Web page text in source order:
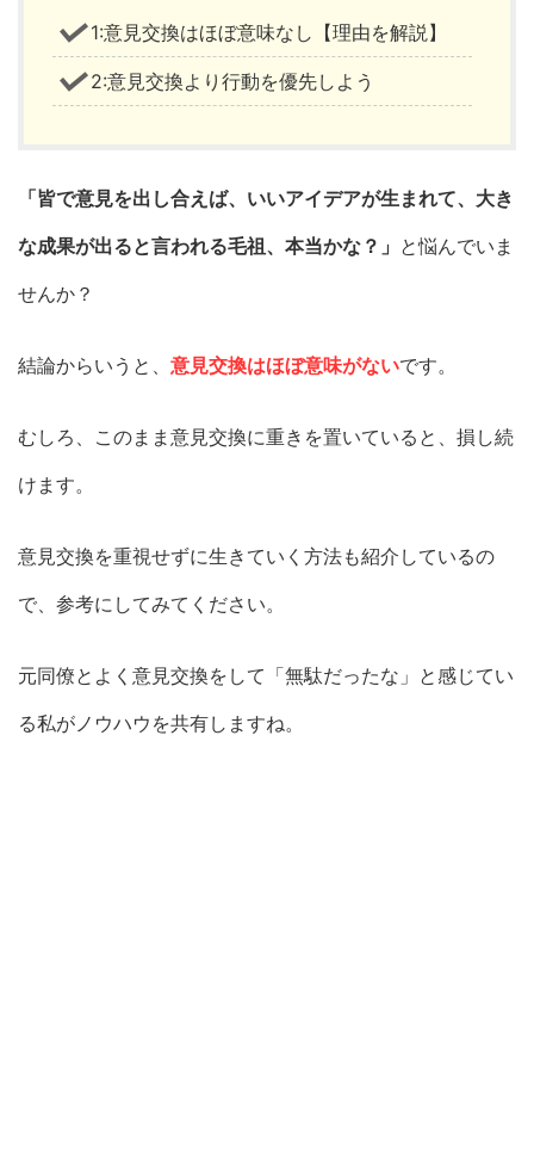
1:意見交換はほぼ意味なし【理由を解説】
2:意見交換より行動を優先しよう
「皆で意見を出し合えば、いいアイデアが生まれて、大き
な成果が出ると言われる毛祖、本当かな？」 と悩んでいま
せんか？
結論からいうと、 意見交換はほぼ意味がないです。
むしろ、このまま意見交換に重きを置いていると、損し続
けます。
意見交換を重視せずに生きていく方法も紹介しているの
で、参考にしてみてください。
元同僚とよく意見交換をして「無駄だったな」と感じてい
る私がノウハウを共有しますね。